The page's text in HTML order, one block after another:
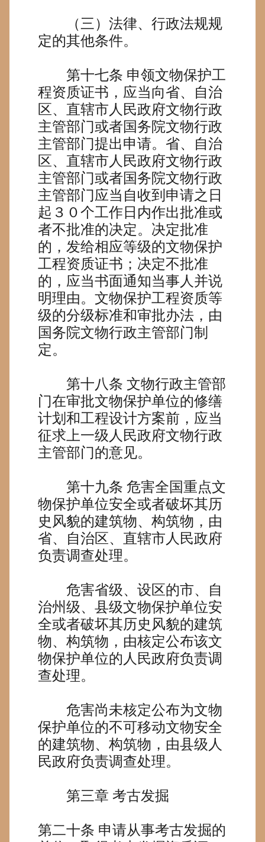
（三）法律、行政法规规
定的其他条件。
第十七条 申领文物保护工
程资质证书，应当向省、自治
区、直辖市人民政府文物行政
主管部门或者国务院文物行政
主管部门提出申请。省、自治
区、直辖市人民政府文物行政
主管部门或者国务院文物行政
主管部门应当自收到申请之日
起３０个工作日内作出批准或
者不批准的决定。决定批准
的，发给相应等级的文物保护
工程资质证书；决定不批准
的，应当书面通知当事人并说
明理由。文物保护工程资质等
级的分级标准和审批办法，由
国务院文物行政主管部门制
定。
第十八条 文物行政主管部
门在审批文物保护单位的修缮
计划和工程设计方案前，应当
征求上一级人民政府文物行政
主管部门的意见。
第十九条 危害全国重点文
物保护单位安全或者破坏其历
史风貌的建筑物、构筑物，由
省、自治区、直辖市人民政府
负责调查处理。
危害省级、设区的市、自
治州级、县级文物保护单位安
全或者破坏其历史风貌的建筑
物、构筑物，由核定公布该文
物保护单位的人民政府负责调
查处理。
危害尚未核定公布为文物
保护单位的不可移动文物安全
的建筑物、构筑物，由县级人
民政府负责调查处理。
第三章 考古发掘
第二十条 申请从事考古发掘的